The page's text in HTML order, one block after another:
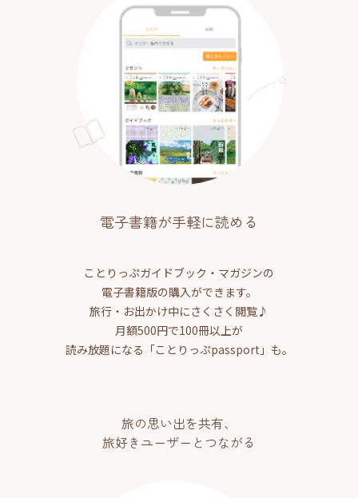
電子書籍が手軽に読める
ことりっぷガイドブック・マガジンの
電子書籍版の購入ができます。
旅行・お出かけ中にさくさく閲覧♪
月額500円で100冊以上が
読み放題になる「ことりっぷpassport」も。
旅の思い出を共有、
旅好きユーザーとつながる